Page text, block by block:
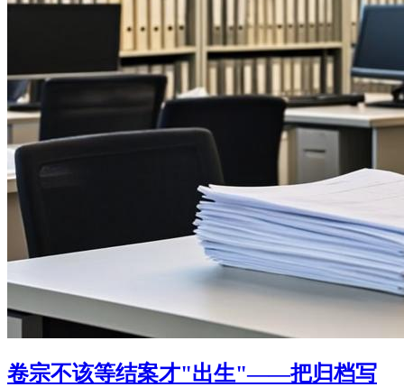
卷宗不该等结案才"出生"——把归档写